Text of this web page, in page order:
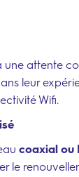
une attente
leur
Wifi.
coaxial ou
le